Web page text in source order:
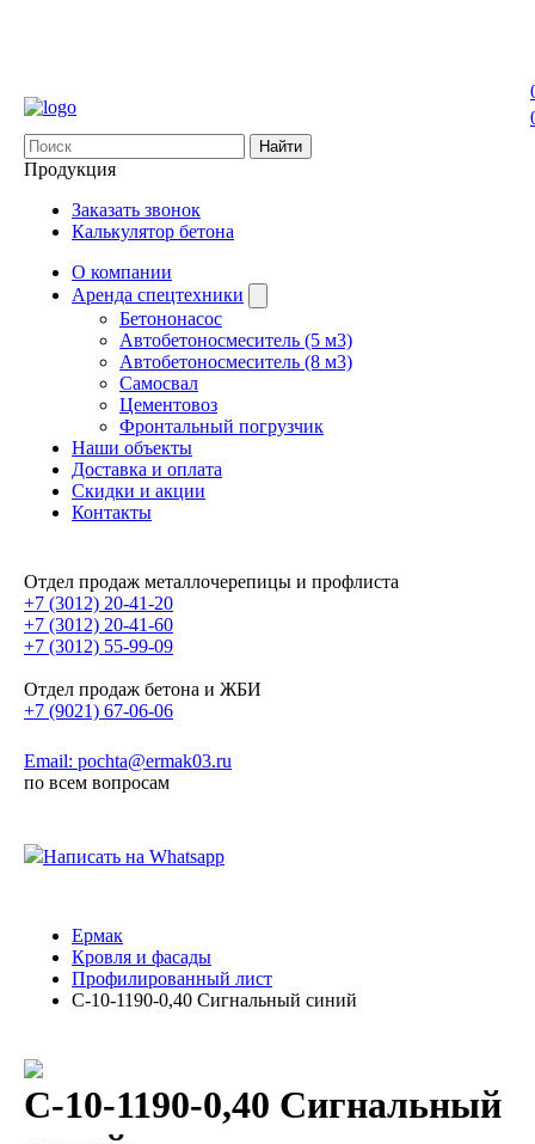
Найти
Продукция
Заказать звонок
Калькулятор бетона
О компании
Аренда спецтехники
Бетононасос
Автобетоносмеситель (5 м3)
Автобетоносмеситель (8 м3)
Самосвал
Цементовоз
Фронтальный погрузчик
Наши объекты
Доставка и оплата
Скидки и акции
Контакты
Отдел продаж металлочерепицы и профлиста
+7 (3012) 20-41-20
+7 (3012) 20-41-60
+7 (3012) 55-99-09
Отдел продаж бетона и ЖБИ
+7 (9021) 67-06-06
Email: pochta@ermak03.ru
по всем вопросам
Написать на Whatsapp
Ермак
Кровля и фасады
Профилированный лист
С-10-1190-0,40 Сигнальный синий
С-10-1190-0,40 Сигнальный